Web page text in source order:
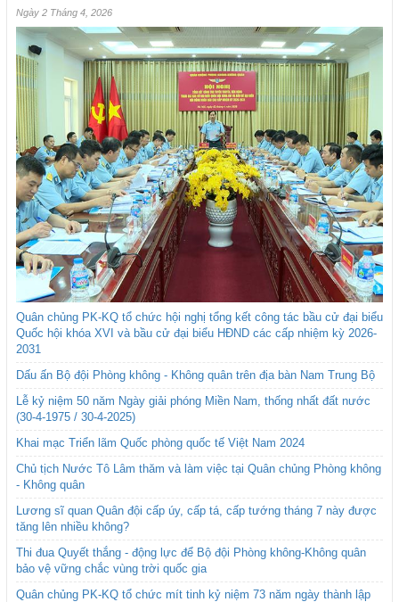
Ngày 2 Tháng 4, 2026
Quân chủng PK-KQ tổ chức hội nghị tổng kết công tác bầu cử đại biểu
Quốc hội khóa XVI và bầu cử đại biểu HĐND các cấp nhiệm kỳ 2026-
2031
Dấu ấn Bộ đội Phòng không - Không quân trên địa bàn Nam Trung Bộ
Lễ kỷ niệm 50 năm Ngày giải phóng Miền Nam, thống nhất đất nước
(30-4-1975 / 30-4-2025)
Khai mạc Triển lãm Quốc phòng quốc tế Việt Nam 2024
Chủ tịch Nước Tô Lâm thăm và làm việc tại Quân chủng Phòng không
- Không quân
Lương sĩ quan Quân đội cấp úy, cấp tá, cấp tướng tháng 7 này được
tăng lên nhiều không?
Thi đua Quyết thắng - động lực để Bộ đội Phòng không-Không quân
bảo vệ vững chắc vùng trời quốc gia
Quân chủng PK-KQ tổ chức mít tinh kỷ niệm 73 năm ngày thành lập